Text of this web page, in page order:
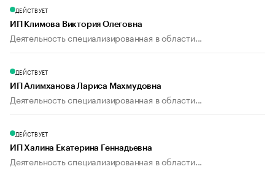
ДЕЙСТВУЕТ
ИП Климова Виктория Олеговна
Деятельность специализированная в области...
ДЕЙСТВУЕТ
ИП Алимханова Лариса Махмудовна
Деятельность специализированная в области...
ДЕЙСТВУЕТ
ИП Халина Екатерина Геннадьевна
Деятельность специализированная в области...